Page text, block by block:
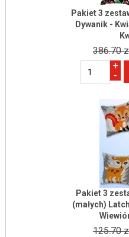
Pakiet 3
Dywanik -
386.70
+
-
Pakiet 3
(małych)
125.70